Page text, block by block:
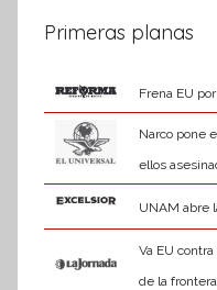
Primeras planas
Frena EU
Narco pone
ellos
UNAM abre
Va EU
de la